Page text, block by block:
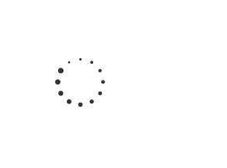
гелиевый
цифра 1
(40х102